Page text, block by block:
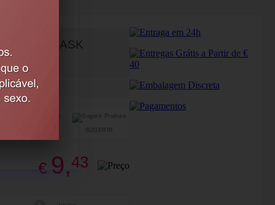
LACE MASK
SUGERIR
€ 9,43